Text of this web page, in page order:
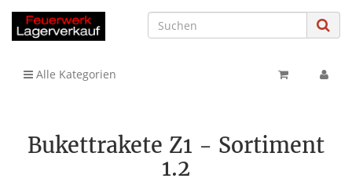
Alle Kategorien
Bukettrakete Z1 - Sortiment
1.2